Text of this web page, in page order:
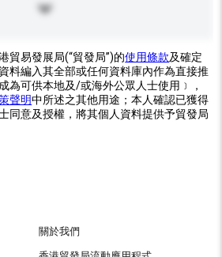
貿易發展局(“貿發局”)的使用條款及確定
料編入其全部或任何資料庫內作為直接推
為可供本地及/或海外公眾人士使用﹞，
聲明中所述之其他用途；本人確認已獲得
同意及授權，將其個人資料提供予貿發局
關於我們